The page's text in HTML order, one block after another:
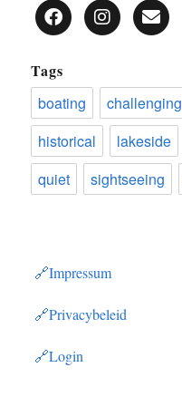
Tags
boating
challenging
historical
lakeside
quiet
sightseeing
Impressum
Privacybeleid
Login